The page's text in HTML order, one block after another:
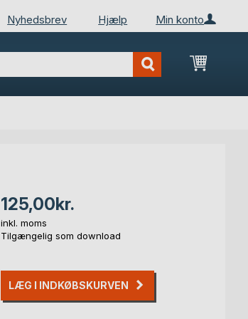
Min konto
Nyhedsbrev Hjælp
Min
125,00kr.
inkl. moms
Tilgængelig som download
LÆG I INDKØBSKURVEN